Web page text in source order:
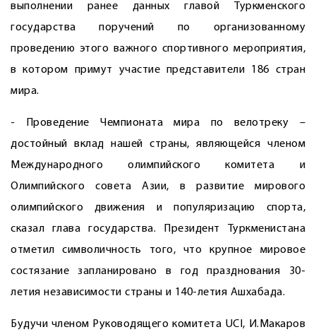
выполнении ранее данных главой Туркменского
государства поручений по организованному
проведению этого важного спортивного мероприятия,
в котором примут участие представители 186 стран
мира.
- Проведение Чемпионата мира по велотреку –
достойный вклад нашей страны, являющейся членом
Международного олимпийского комитета и
Олимпийского совета Азии, в развитие мирового
олимпийского движения и популяризацию спорта,
сказал глава государства. Президент Туркменистана
отметил символичность того, что крупное мировое
состязание запланировано в год празднования 30-
летия независимости страны и 140-летия Ашхабада.
Будучи членом Руководящего комитета UCI, И.Макаров